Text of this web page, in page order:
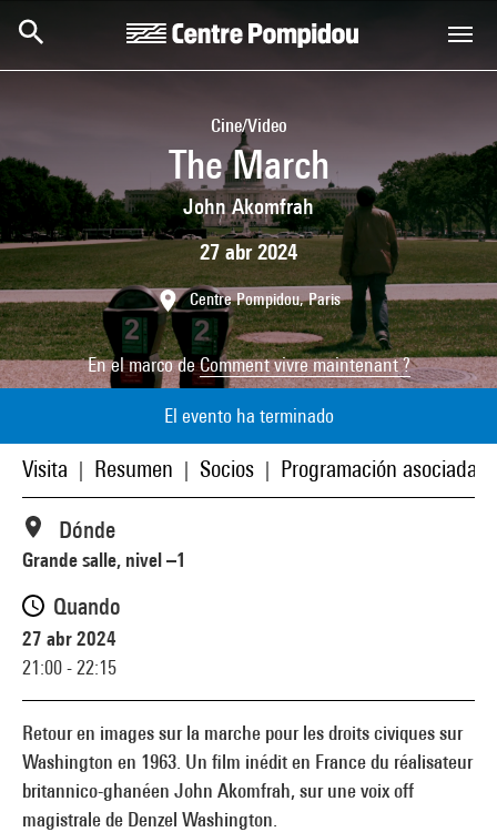
Cine/Video
The March
John Akomfrah
27 abr 2024
Centre Pompidou, Paris
En el marco deComment vivre maintenant ?
El evento ha terminado
Visita Resumen Socios Programación asociada
Retour en images sur la marche pour les droits civiques sur
Washington en 1963. Un film inédit en France du réalisateur
britannico-ghanéen John Akomfrah, sur une voix off
magistrale de Denzel Washington.
Dónde
Grande salle, nivel –1
Quando
27 abr 2024
21:00 - 22:15